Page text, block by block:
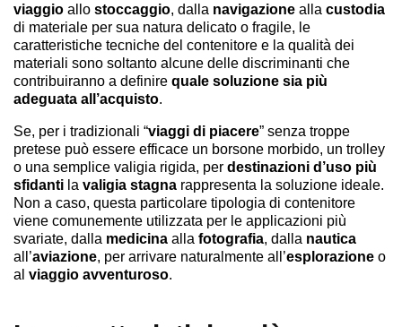
viaggio allo stoccaggio, dalla navigazione alla custodia
di materiale per sua natura delicato o fragile, le
caratteristiche tecniche del contenitore e la qualità dei
materiali sono soltanto alcune delle discriminanti che
contribuiranno a definire quale soluzione sia più
adeguata all’acquisto.
Se, per i tradizionali “viaggi di piacere” senza troppe
pretese può essere efficace un borsone morbido, un trolley
o una semplice valigia rigida, per destinazioni d’uso più
sfidanti la valigia stagna rappresenta la soluzione ideale.
Non a caso, questa particolare tipologia di contenitore
viene comunemente utilizzata per le applicazioni più
svariate, dalla medicina alla fotografia, dalla nautica
all’aviazione, per arrivare naturalmente all’esplorazione o
al viaggio avventuroso.